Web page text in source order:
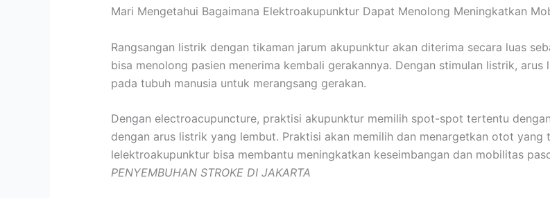
Mari Mengetahui Bagaimana Elektroakupunktur Dapat Menolong Meningkatkan
Rangsangan listrik dengan tikaman jarum akupunktur akan diterima secara luas
bisa menolong pasien menerima kembali gerakannya. Dengan stimulan listrik,
pada tubuh manusia untuk merangsang gerakan.
Dengan electroacupuncture, praktisi akupunktur memilih spot-spot tertentu
dengan arus listrik yang lembut. Praktisi akan memilih dan menargetkan otot
lelektroakupunktur bisa membantu meningkatkan keseimbangan dan mobilitas
PENYEMBUHAN STROKE DI JAKARTA